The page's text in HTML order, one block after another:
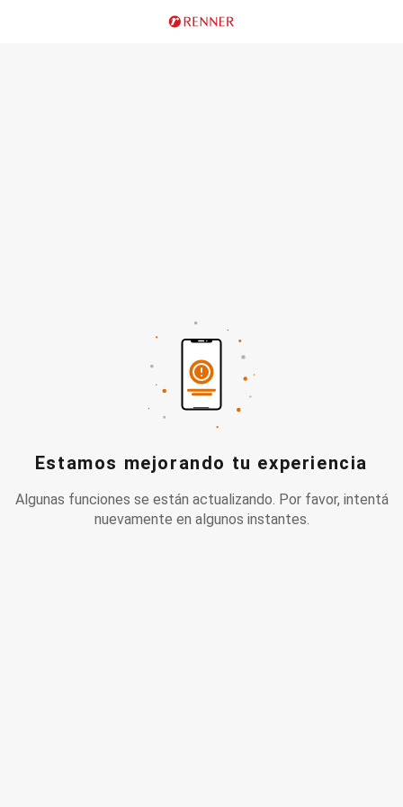
Estamos mejorando tu experiencia
Algunas funciones se están actualizando. Por favor, intentá
nuevamente en algunos instantes.